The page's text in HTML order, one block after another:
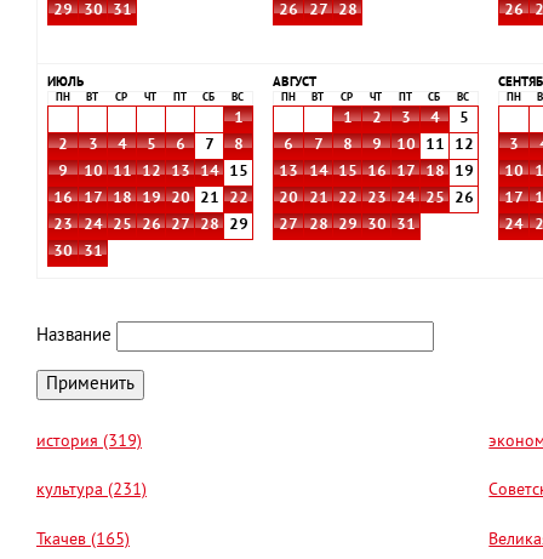
29
30 31
26
27 28
26
ИЮЛЬ
ПН ВТ СР ЧТ СБ ВС
1
2
3 4 5 6 7
8
9
10 11 12 13 14
15
16
17 18 19 20 21
22
23
24 25 26 27 28
29
30
31
АВГУСТ
ПН ВТ СР ЧТ СБ ВС
1 2 3 4
5
6
7 8 9 10 11
12
13
14 15 16 17 18
19
20
21 22 23 24 25
26
27
28 29 30 31
ПН
3
10
17
24
Название
история (319)
культура (231)
Ткачев (165)